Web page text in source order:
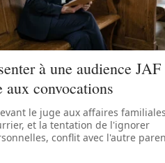
à une audience JAF
aux convocations
le juge aux affaires familiales
et la tentation de l'ignorer
conflit avec l'autre